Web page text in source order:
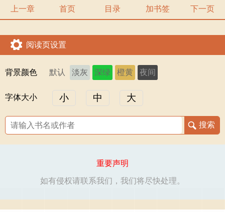
上一章 首页 目录 加书签 下一页
阅读页设置
背景颜色 默认 淡灰 深绿 橙黄 夜间
字体大小 小 中 大
重要声明
如有侵权请联系我们，我们将尽快处理。